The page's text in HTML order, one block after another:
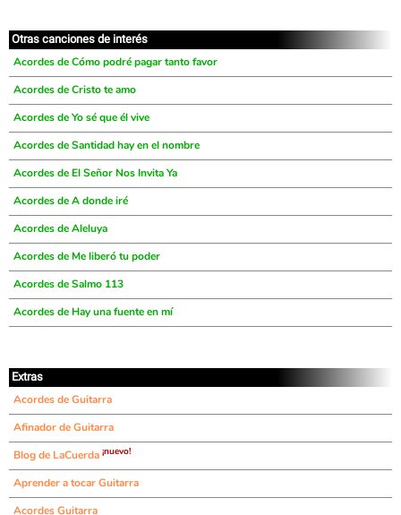
Otras canciones de interés
Acordes de Cómo podré pagar tanto favor
Acordes de Cristo te amo
Acordes de Yo sé que él vive
Acordes de Santidad hay en el nombre
Acordes de El Señor Nos Invita Ya
Acordes de A donde iré
Acordes de Aleluya
Acordes de Me liberó tu poder
Acordes de Salmo 113
Acordes de Hay una fuente en mí
Extras
Acordes de Guitarra
Afinador de Guitarra
Blog de LaCuerda ¡nuevo!
Aprender a tocar Guitarra
Acordes Guitarra